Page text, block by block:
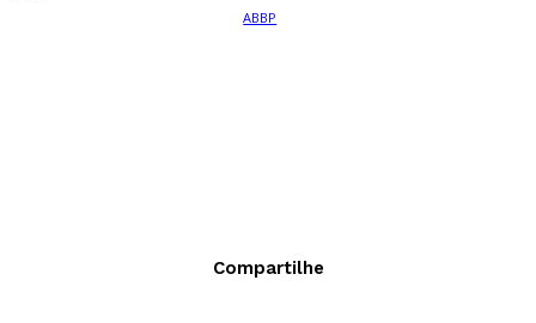
Compartilhe